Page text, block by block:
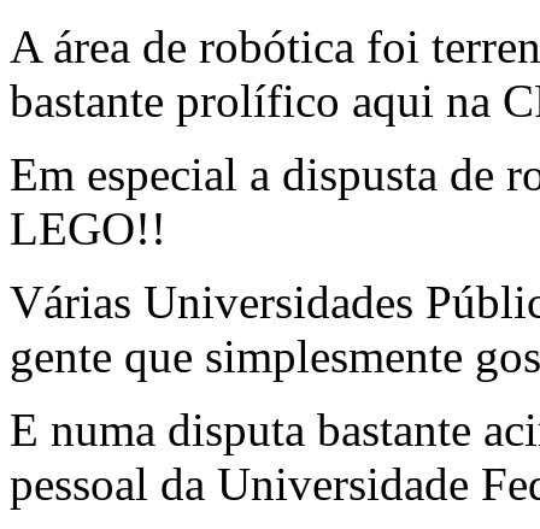
A área de robótica foi
bastante prolífico aqui na
Em especial a dispusta de
LEGO!!
Várias Universidades
gente que simplesmente
E numa disputa bastante
pessoal da Universidade